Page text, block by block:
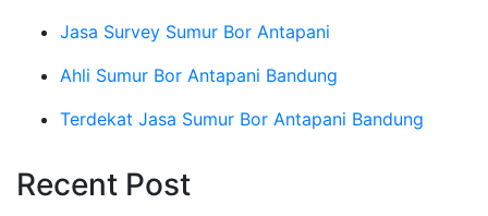
Jasa Survey Sumur Bor Antapani
Ahli Sumur Bor Antapani Bandung
Terdekat Jasa Sumur Bor Antapani Bandung
Recent Post